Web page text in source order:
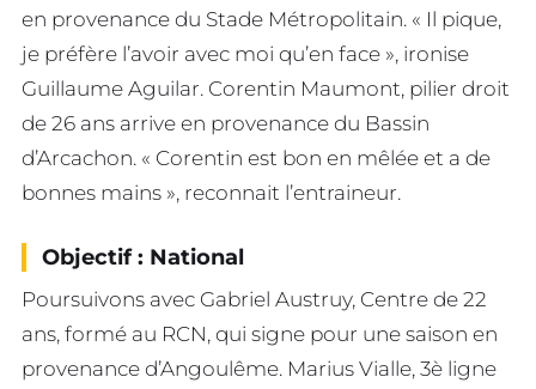
en provenance du Stade Métropolitain. « Il pique,
je préfère l’avoir avec moi qu’en face », ironise
Guillaume Aguilar. Corentin Maumont, pilier droit
de 26 ans arrive en provenance du Bassin
d’Arcachon. « Corentin est bon en mêlée et a de
bonnes mains », reconnait l’entraineur.
Objectif : National
Poursuivons avec Gabriel Austruy, Centre de 22
ans, formé au RCN, qui signe pour une saison en
provenance d’Angoulême. Marius Vialle, 3è ligne